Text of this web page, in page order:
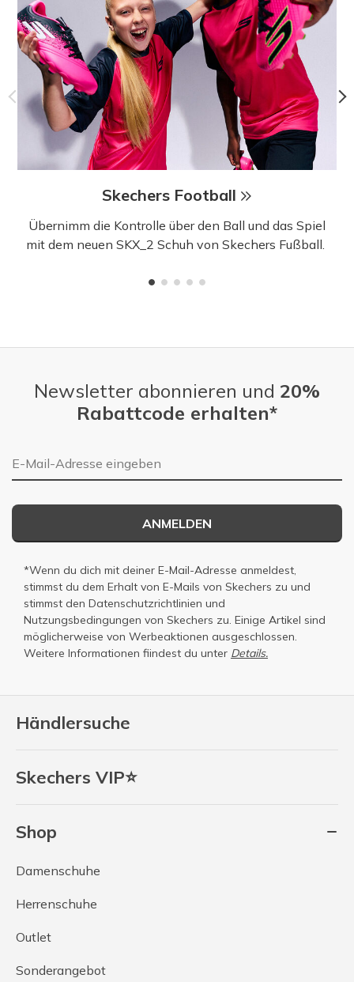
Skechers Football
Übernimm die Kontrolle über den Ball und das Spiel
mit dem neuen SKX_2 Schuh von Skechers Fußball.
Händlersuche
Skechers VIP⭐
Shop
Damenschuhe
Herrenschuhe
Outlet
Sonderangebot
Newsletter abonnieren und 20%
Rabattcode erhalten*
E-Mail-Adresse
ANMELDEN
*Wenn du dich mit deiner E-Mail-Adresse anmeldest,
stimmst du dem Erhalt von E-Mails von Skechers zu und
stimmst den Datenschutzrichtlinien und
Nutzungsbedingungen von Skechers zu. Einige Artikel sind
möglicherweise von Werbeaktionen ausgeschlossen.
Weitere Informationen fiindest du unter Details.